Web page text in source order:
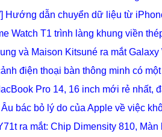
Hướng dẫn chuyển dữ liệu từ
Watch T1 trình làng khung viền
và Maison Kitsuné ra mắt
điện thoại bàn thông minh có
Pro 14, 16 inch mới rẻ nhất,
bác bỏ lý do của Apple về việc
ra mắt: Chip Dimensity 810,